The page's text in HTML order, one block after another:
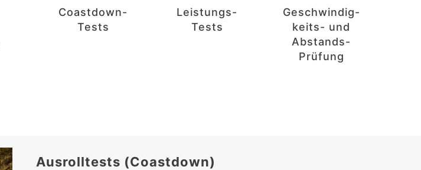
Coastdown-
Tests
Leistungs-
Tests
Geschwindig-
keits- und
Abstands-
Prüfung
Ausrolltests (Coastdown)